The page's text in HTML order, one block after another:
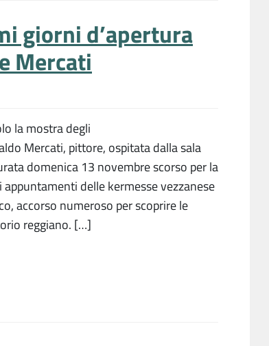
giorni d’apertura
Mercati
la mostra degli
Mercati, pittore, ospitata dalla sala
domenica 13 novembre scorso per la
delle kermesse vezzanese
accorso numeroso per scoprire le
reggiano. […]